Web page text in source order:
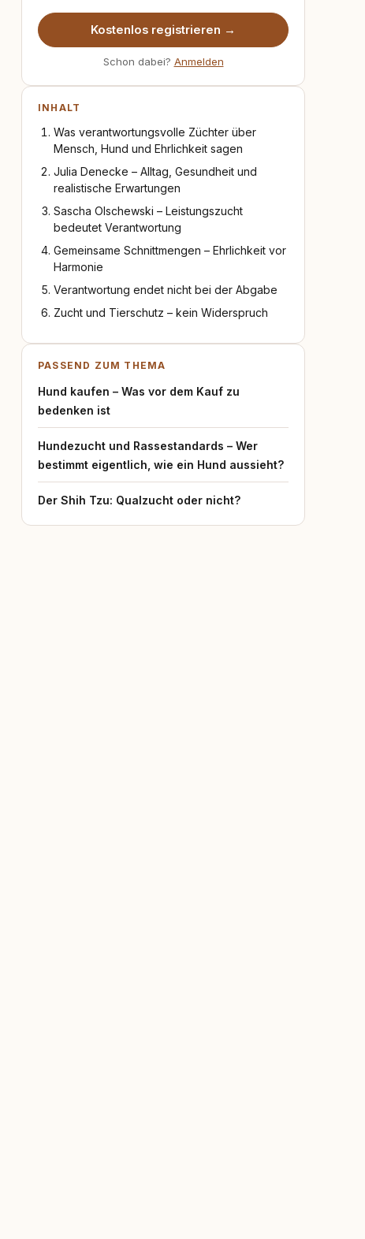
Kostenlos registrieren →
Schon dabei? Anmelden
INHALT
Was verantwortungsvolle Züchter über
Mensch, Hund und Ehrlichkeit sagen
Julia Denecke – Alltag, Gesundheit und
realistische Erwartungen
Sascha Olschewski – Leistungszucht
bedeutet Verantwortung
Gemeinsame Schnittmengen – Ehrlichkeit vor
Harmonie
Verantwortung endet nicht bei der Abgabe
Zucht und Tierschutz – kein Widerspruch
PASSEND ZUM THEMA
Hund kaufen – Was vor dem Kauf zu
bedenken ist
Hundezucht und Rassestandards – Wer
bestimmt eigentlich, wie ein Hund aussieht?
Der Shih Tzu: Qualzucht oder nicht?